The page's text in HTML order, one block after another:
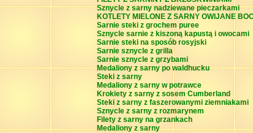
Sznycle z sarny nadziewane pieczarkami
KOTLETY MIELONE Z SARNY OWIJANE
Sarnie steki z grochem puree
Sznycle sarnie z kiszoną kapustą i owocami
Sarnie steki na sposób rosyjski
Sarnie sznycle z grilla
Sarnie sznycle z grzybami
Medaliony z sarny po waldhucku
Steki z sarny
Medaliony z sarny w potrawce
Krokiety z sarny z sosem Cumberland
Steki z sarny z faszerowanymi ziemniakami
Sznycle z sarny z rozmarynem
Filety z sarny na grzankach
Medaliony z sarny